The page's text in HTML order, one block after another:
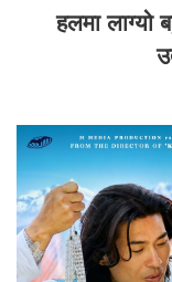
हलमा लाग्यो